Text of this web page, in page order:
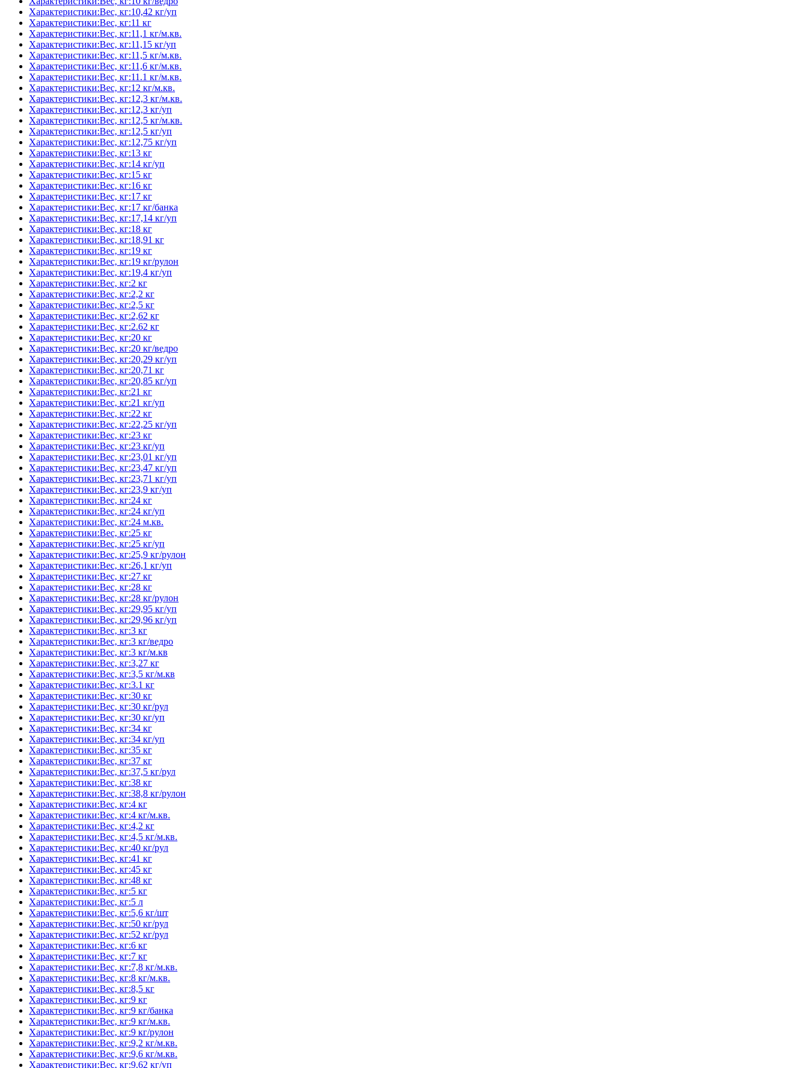
Характеристики:Вес, кг:10,42 кг/уп
Характеристики:Вес, кг:11 кг
Характеристики:Вес, кг:11,1 кг/м.кв.
Характеристики:Вес, кг:11,15 кг/уп
Характеристики:Вес, кг:11,5 кг/м.кв.
Характеристики:Вес, кг:11,6 кг/м.кв.
Характеристики:Вес, кг:11.1 кг/м.кв.
Характеристики:Вес, кг:12 кг/м.кв.
Характеристики:Вес, кг:12,3 кг/м.кв.
Характеристики:Вес, кг:12,3 кг/уп
Характеристики:Вес, кг:12,5 кг/м.кв.
Характеристики:Вес, кг:12,5 кг/уп
Характеристики:Вес, кг:12,75 кг/уп
Характеристики:Вес, кг:13 кг
Характеристики:Вес, кг:14 кг/уп
Характеристики:Вес, кг:15 кг
Характеристики:Вес, кг:16 кг
Характеристики:Вес, кг:17 кг
Характеристики:Вес, кг:17 кг/банка
Характеристики:Вес, кг:17,14 кг/уп
Характеристики:Вес, кг:18 кг
Характеристики:Вес, кг:18,91 кг
Характеристики:Вес, кг:19 кг
Характеристики:Вес, кг:19 кг/рулон
Характеристики:Вес, кг:19,4 кг/уп
Характеристики:Вес, кг:2 кг
Характеристики:Вес, кг:2,2 кг
Характеристики:Вес, кг:2,5 кг
Характеристики:Вес, кг:2,62 кг
Характеристики:Вес, кг:2.62 кг
Характеристики:Вес, кг:20 кг
Характеристики:Вес, кг:20 кг/ведро
Характеристики:Вес, кг:20,29 кг/уп
Характеристики:Вес, кг:20,71 кг
Характеристики:Вес, кг:20,85 кг/уп
Характеристики:Вес, кг:21 кг
Характеристики:Вес, кг:21 кг/уп
Характеристики:Вес, кг:22 кг
Характеристики:Вес, кг:22,25 кг/уп
Характеристики:Вес, кг:23 кг
Характеристики:Вес, кг:23 кг/уп
Характеристики:Вес, кг:23,01 кг/уп
Характеристики:Вес, кг:23,47 кг/уп
Характеристики:Вес, кг:23,71 кг/уп
Характеристики:Вес, кг:23,9 кг/уп
Характеристики:Вес, кг:24 кг
Характеристики:Вес, кг:24 кг/уп
Характеристики:Вес, кг:24 м.кв.
Характеристики:Вес, кг:25 кг
Характеристики:Вес, кг:25 кг/уп
Характеристики:Вес, кг:25,9 кг/рулон
Характеристики:Вес, кг:26,1 кг/уп
Характеристики:Вес, кг:27 кг
Характеристики:Вес, кг:28 кг
Характеристики:Вес, кг:28 кг/рулон
Характеристики:Вес, кг:29,95 кг/уп
Характеристики:Вес, кг:29,96 кг/уп
Характеристики:Вес, кг:3 кг
Характеристики:Вес, кг:3 кг/ведро
Характеристики:Вес, кг:3 кг/м.кв
Характеристики:Вес, кг:3,27 кг
Характеристики:Вес, кг:3,5 кг/м.кв
Характеристики:Вес, кг:3.1 кг
Характеристики:Вес, кг:30 кг
Характеристики:Вес, кг:30 кг/рул
Характеристики:Вес, кг:30 кг/уп
Характеристики:Вес, кг:34 кг
Характеристики:Вес, кг:34 кг/уп
Характеристики:Вес, кг:35 кг
Характеристики:Вес, кг:37 кг
Характеристики:Вес, кг:37,5 кг/рул
Характеристики:Вес, кг:38 кг
Характеристики:Вес, кг:38,8 кг/рулон
Характеристики:Вес, кг:4 кг
Характеристики:Вес, кг:4 кг/м.кв.
Характеристики:Вес, кг:4,2 кг
Характеристики:Вес, кг:4,5 кг/м.кв.
Характеристики:Вес, кг:40 кг/рул
Характеристики:Вес, кг:41 кг
Характеристики:Вес, кг:45 кг
Характеристики:Вес, кг:48 кг
Характеристики:Вес, кг:5 кг
Характеристики:Вес, кг:5 л
Характеристики:Вес, кг:5,6 кг/шт
Характеристики:Вес, кг:50 кг/рул
Характеристики:Вес, кг:52 кг/рул
Характеристики:Вес, кг:6 кг
Характеристики:Вес, кг:7 кг
Характеристики:Вес, кг:7,8 кг/м.кв.
Характеристики:Вес, кг:8 кг/м.кв.
Характеристики:Вес, кг:8,5 кг
Характеристики:Вес, кг:9 кг
Характеристики:Вес, кг:9 кг/банка
Характеристики:Вес, кг:9 кг/м.кв.
Характеристики:Вес, кг:9 кг/рулон
Характеристики:Вес, кг:9,2 кг/м.кв.
Характеристики:Вес, кг:9,6 кг/м.кв.
Характеристики:Вес, кг:9,62 кг/уп